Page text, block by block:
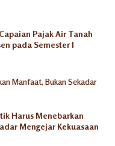
Pajak Air Tanah
pada Semester I
Harus Menebarkan
Mengejar Kekuasaan